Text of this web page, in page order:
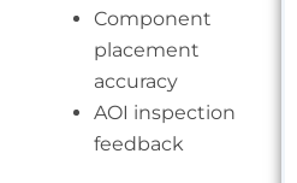
Component
placement
accuracy
AOI inspection
feedback